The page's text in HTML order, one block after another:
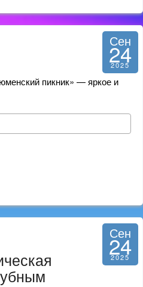
Сен
24
2025
пикник» — яркое и
Сен
24
2025